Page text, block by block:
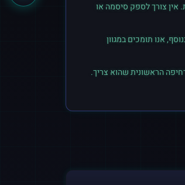
אין צורך לספק סיסמה או
אנו תומכים במגוון
הראשונית שהוא צריך.